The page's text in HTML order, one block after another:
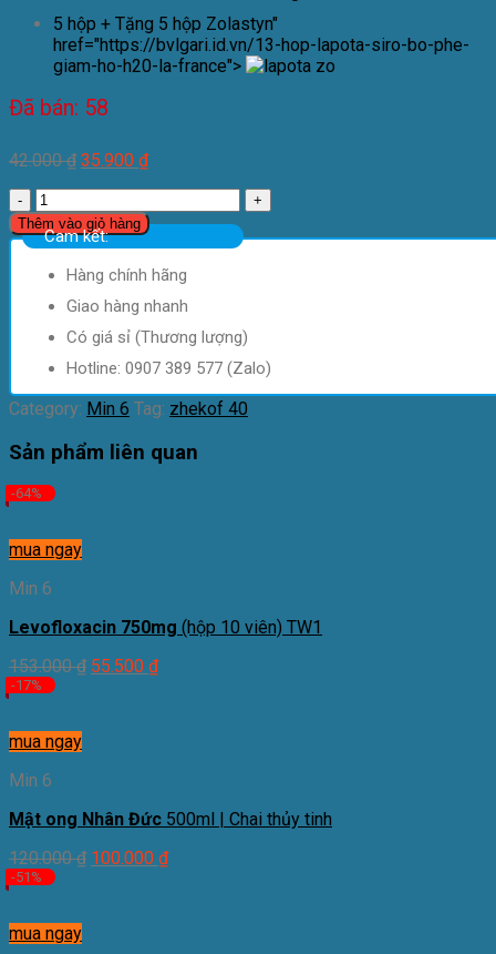
5 hộp + Tặng 5 hộp Zolastyn"
href="https://bvlgari.id.vn/13-hop-lapota-siro-bo-phe-
giam-ho-h20-la-france">
Đã bán: 58
42.000₫ 35.900 ₫
Zhekof
40
Telmisartan
(H30)
Davipharm
Thêm vào giỏ hàng
Cam kết:
Hàng chính hãng
Giao hàng nhanh
Có giá sỉ (Thương lượng)
Hotline: 0907 389 577 (Zalo)
Category: Min 6 Tag: zhekof 40
Sản phẩm liên quan
-64%
mua ngay
Min 6
Levofloxacin 750mg (hộp 10 viên) TW1
153.000₫ 55.500 ₫
-17%
mua ngay
Min 6
Mật ong Nhân Đức 500ml | Chai thủy tinh
120.000₫ 100.000 ₫
-51%
mua ngay